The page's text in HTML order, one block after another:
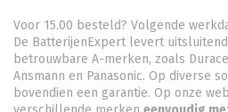
Voor 15.00 besteld? Volgende
De BatterijenExpert levert
betrouwbare A-merken, zoals
Ansmann en Panasonic. Op diverse
bovendien een garantie. Op onze